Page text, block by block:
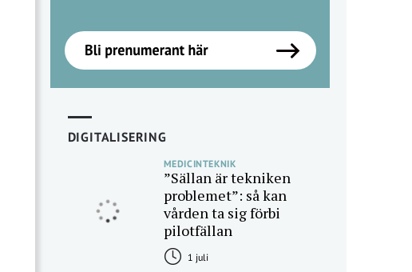
DIGITALISERING
MEDICINTEKNIK
”Sällan är tekniken
problemet”: så kan
vården ta sig förbi
pilotfällan
1 juli